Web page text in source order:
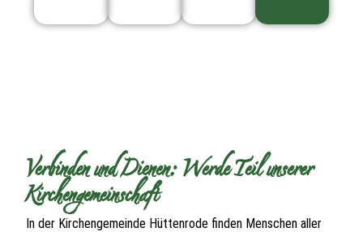
Verbinden und Dienen: Werde Teil unserer
Kirchengemeinschaft
In der Kirchengemeinde Hüttenrode finden Menschen aller